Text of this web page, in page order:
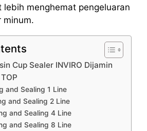
lebih menghemat pengeluaran
minum.
Cup Sealer INVIRO Dijamin
and Sealing 1 Line
and Sealing 2 Line
and Sealing 4 Line
and Sealing 8 Line